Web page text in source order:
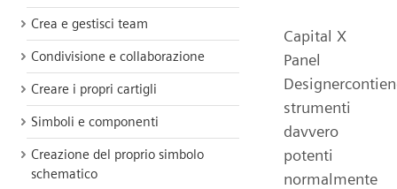
Crea e gestisci team
Condivisione e collaborazione
Creare i propri cartigli
Simboli e componenti
Creazione del proprio simbolo
schematico
Capital X
Panel
strumenti
davvero
potenti
normalmente